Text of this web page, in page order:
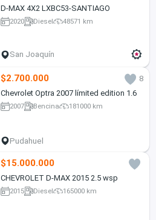
D-MAX 4X2 LXBC53-SANTIAGO
2020 Diesel 48571 km
San Joaquín
$2.700.000
8
Chevrolet Optra 2007 límited edition 1.6
2007 Bencina 181000 km
Pudahuel
$15.000.000
CHEVROLET D-MAX 2015 2.5 wsp
2015 Diesel 165000 km